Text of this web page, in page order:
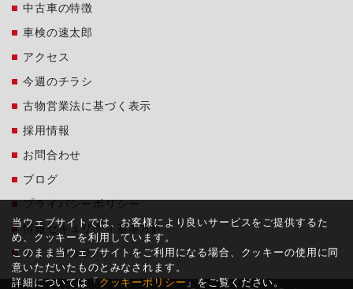
中古車の特徴
車検の速太郎
アクセス
今週のチラシ
古物営業法に基づく表示
採用情報
お問合わせ
ブログ
プライバシーポリシー
情報セキュリティ基本方針
サイトマップ
当ウェブサイトでは、お客様により良いサービスをご提供するた
め、クッキーを利用しています。
このまま当ウェブサイトをご利用になる場合、クッキーの使用に同
意いただいたものとみなされます。
詳細については「 クッキーポリシー 」をご覧ください。